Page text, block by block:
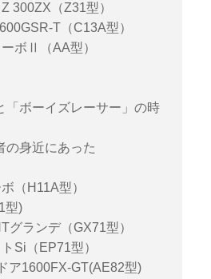
300ZX（Z31型）
T（C13A型）
ボⅡ（AA型）
「ボーイズレーサー」の時
の身近にあった
（H11A型）
型)
グランデ（GX71型）
Si（EP71型）
ア1600FX-GT(AE82型)